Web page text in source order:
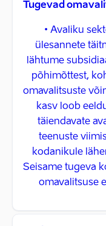
Tugevad
• Avaliku
ülesannete
lähtume
põhimõttest,
omavalitsuste
kasv loob
täiendavate
teenuste
kodanikule
Seisame tugeva
omavalitsuse